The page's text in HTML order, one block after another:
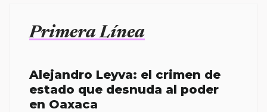
Primera Línea
Alejandro Leyva: el crimen de
estado que desnuda al poder
en Oaxaca